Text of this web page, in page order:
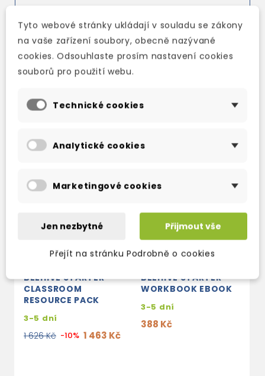
BEEHIVE STARTER
CLASSROOM
RESOURCE PACK
3-5 dní
1 626 Kč -10% 1 463 Kč
BEEHIVE STARTER
WORKBOOK EBOOK
3-5 dní
388 Kč
Tyto webové stránky ukládají v souladu se zákony
na vaše zařízení soubory, obecně nazývané
cookies. Odsouhlaste prosím nastavení cookies
souborů pro použití webu.
Technické cookies
Analytické cookies
Marketingové cookies
Jen nezbytné Přijmout vše
Přejít na stránku Podrobně o cookies